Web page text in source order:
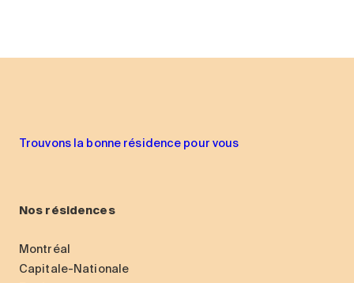
Trouvons la bonne résidence pour vous
Nos résidences
Montréal
Capitale-Nationale